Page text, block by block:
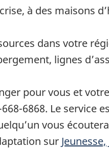
à des maisons
dans votre
lignes
pour vous et
6868. Le service
vous
sur Jeunesse,